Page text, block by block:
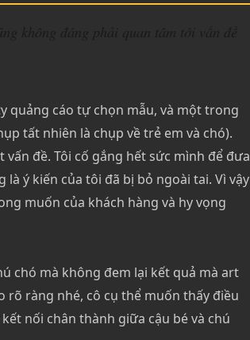
quảng cáo tự chọn mẫu, và một trong
tất nhiên là chụp về trẻ em và chó).
đề. Tôi cố gắng hết sức mình để đưa
ý kiến của tôi đã bị bỏ ngoài tai. Vì vậy
muốn của khách hàng và hy vọng
chó mà không đem lại kết quả mà art
rõ ràng nhé, cô cụ thể muốn thấy điều
nối chân thành giữa cậu bé và chú